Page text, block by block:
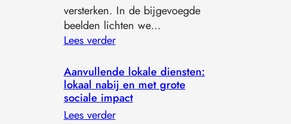
versterken. In de bijgevoegde
beelden lichten we…
Lees verder
Aanvullende lokale diensten:
lokaal nabij en met grote
sociale impact
Lees verder